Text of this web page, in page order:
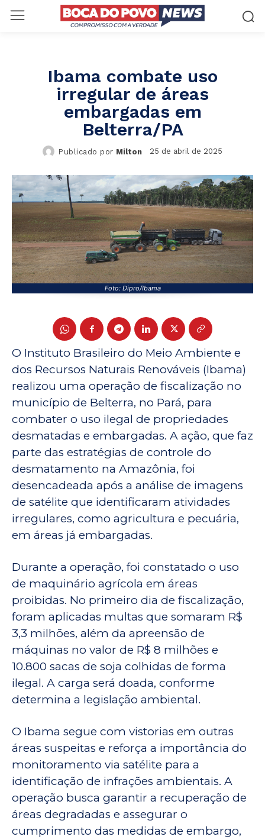
Ibama combate uso
irregular de áreas
embargadas em
Belterra/PA
Publicado por Milton 25 de abril de 2025
Foto: Dipro/Ibama
O Instituto Brasileiro do Meio Ambiente e
dos Recursos Naturais Renováveis (Ibama)
realizou uma operação de fiscalização no
município de Belterra, no Pará, para
combater o uso ilegal de propriedades
desmatadas e embargadas. A ação, que faz
parte das estratégias de controle do
desmatamento na Amazônia, foi
desencadeada após a análise de imagens
de satélite que identificaram atividades
irregulares, como agricultura e pecuária,
em áreas já embargadas.
Durante a operação, foi constatado o uso
de maquinário agrícola em áreas
proibidas. No primeiro dia de fiscalização,
foram aplicadas multas que somaram R$
3,3 milhões, além da apreensão de
máquinas no valor de R$ 8 milhões e
10.800 sacas de soja colhidas de forma
ilegal. A carga será doada, conforme
determina a legislação ambiental.
O Ibama segue com vistorias em outras
áreas suspeitas e reforça a importância do
monitoramento via satélite para a
identificação de infrações ambientais. A
operação busca garantir a recuperação de
áreas degradadas e assegurar o
cumprimento das medidas de embargo,